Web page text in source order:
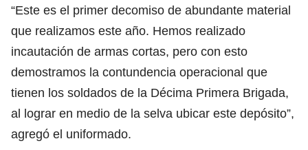
“Este es el primer decomiso de abundante material
que realizamos este año. Hemos realizado
incautación de armas cortas, pero con esto
demostramos la contundencia operacional que
tienen los soldados de la Décima Primera Brigada,
al lograr en medio de la selva ubicar este depósito”,
agregó el uniformado.